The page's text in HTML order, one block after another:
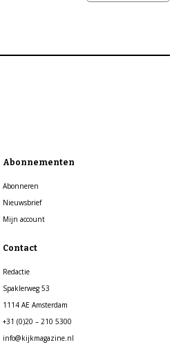
Abonnementen
Abonneren
Nieuwsbrief
Mijn account
Contact
Redactie
Spaklerweg 53
1114 AE Amsterdam
+31 (0)20 – 210 5300
info@kijkmagazine.nl